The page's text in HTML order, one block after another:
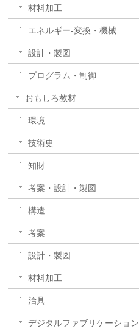
材料加工
エネルギー-変換・機械
設計・製図
プログラム・制御
おもしろ教材
環境
技術史
知財
考案・設計・製図
構造
考案
設計・製図
材料加工
治具
デジタルファブリケーション